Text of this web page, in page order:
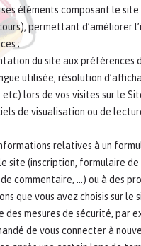
éléments composant le
permettant d’améliorer
;
du site aux préférences
utilisée, résolution
lors de vos visites sur le
de visualisation ou de
relatives à un
site (inscription, formulaire
commentaire, …) ou à des
que vous avez choisis sur le
mesures de sécurité, par
de vous connecter à